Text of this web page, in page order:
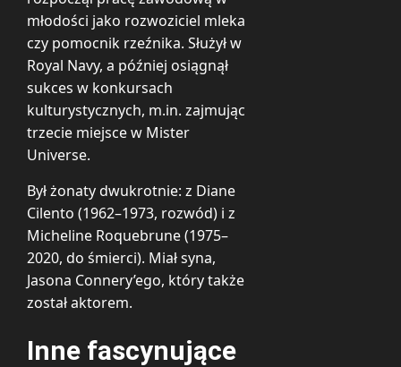
młodości jako rozwoziciel mleka
czy pomocnik rzeźnika. Służył w
Royal Navy, a później osiągnął
sukces w konkursach
kulturystycznych, m.in. zajmując
trzecie miejsce w Mister
Universe.
Był żonaty dwukrotnie: z Diane
Cilento (1962–1973, rozwód) i z
Micheline Roquebrune (1975–
2020, do śmierci). Miał syna,
Jasona Connery’ego, który także
został aktorem.
Inne fascynujące